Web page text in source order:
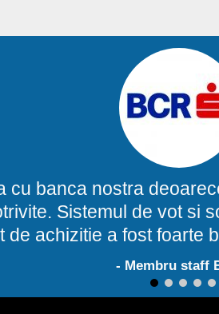
cu banca nostra
Sistemul de vot si
de achizitie a fost foarte
- Membru staff
1 2 3 4 5